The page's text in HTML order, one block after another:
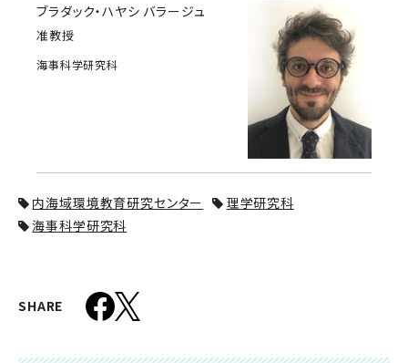
ブラダック・ハヤシ バラージュ
准教授
海事科学研究科
内海域環境教育研究センター
理学研究科
海事科学研究科
SHARE